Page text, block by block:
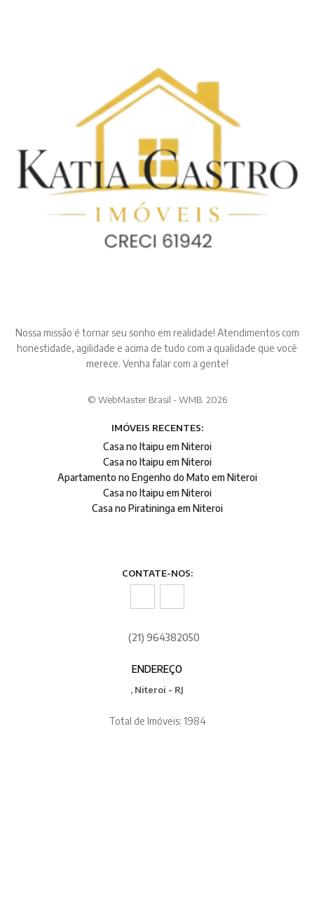
Nossa missão é tornar seu sonho em realidade! Atendimentos com
honestidade, agilidade e acima de tudo com a qualidade que você
merece. Venha falar com a gente!
© WebMaster Brasil - WMB. 2026
IMÓVEIS RECENTES:
Casa no Itaipu em Niteroi
Casa no Itaipu em Niteroi
Apartamento no Engenho do Mato em Niteroi
Casa no Itaipu em Niteroi
Casa no Piratininga em Niteroi
CONTATE-NOS:
(21) 964382050
ENDEREÇO
, Niteroi - RJ
Total de Imóveis: 1984